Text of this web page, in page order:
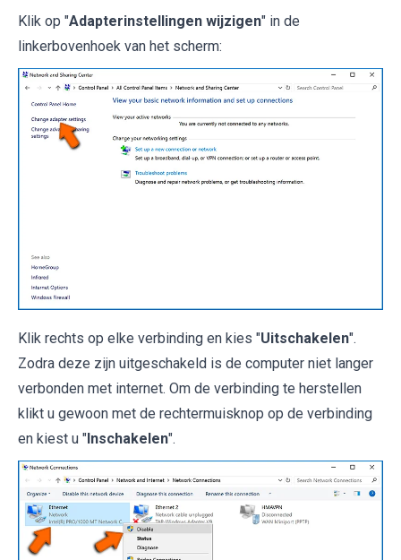
Klik op "Adapterinstellingen wijzigen" in de
linkerbovenhoek van het scherm:
Klik rechts op elke verbinding en kies "Uitschakelen".
Zodra deze zijn uitgeschakeld is de computer niet langer
verbonden met internet. Om de verbinding te herstellen
klikt u gewoon met de rechtermuisknop op de verbinding
en kiest u " Inschakelen".